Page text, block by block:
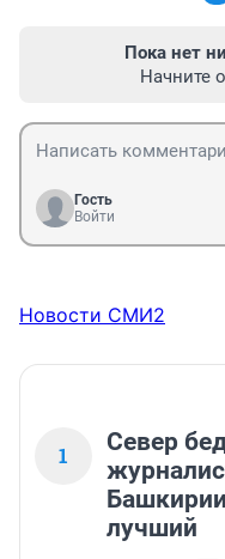
Пока нет
Начните
Гость
Войти
Новости СМИ2
1
Север
лучший